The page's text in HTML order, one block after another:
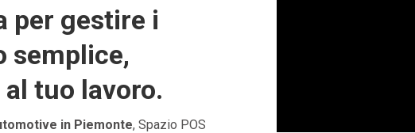
per gestire i
semplice,
tuo lavoro.
in Piemonte, Spazio POS